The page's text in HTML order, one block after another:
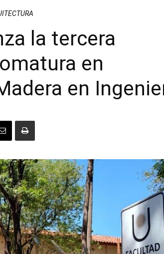
la tercera
en
en